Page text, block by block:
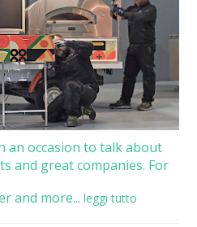
an occasion to talk about
and great companies. For
and more... leggi tutto